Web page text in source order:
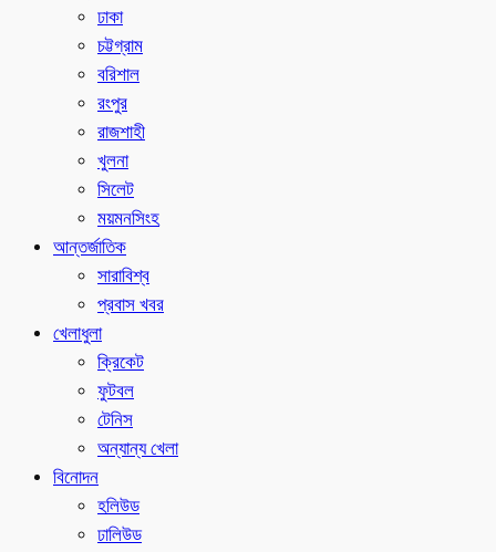
ঢাকা
চট্টগ্রাম
বরিশাল
রংপুর
রাজশাহী
খুলনা
সিলেট
ময়মনসিংহ
আন্তর্জাতিক
সারাবিশ্ব
প্রবাস খবর
খেলাধুলা
ক্রিকেট
ফুটবল
টেনিস
অন্যান্য খেলা
বিনোদন
হলিউড
ঢালিউড